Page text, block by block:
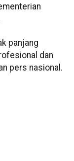
panjang
dan
pers nasional.